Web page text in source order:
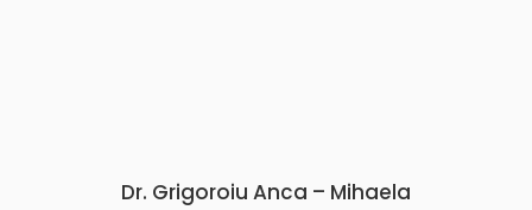
Dr. Grigoroiu Anca – Mihaela